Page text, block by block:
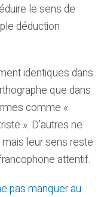
le sens de
déduction
identiques dans
que dans
comme «
». D’autres ne
leur sens reste
attentif.
pas manquer au